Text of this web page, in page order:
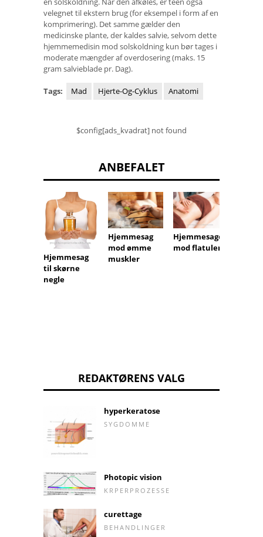
velegnet til ekstern brug (for eksempel i form af en
komprimering). Det samme gælder den
medicinske plante, der kaldes salvie, selvom dette
hjemmemedisin mod solskoldning kun bør tages i
moderate mængder af overdosering (maks. 15
gram salvieblade pr. Dag).
Tags: Mad Hjerte-Og-Cyklus Anatomi
$config[ads_kvadrat] not found
ANBEFALET
Hjemmesag
til skørne
negle
Hjemmesag
mod ømme
muskler
Hjemmesager
mod flatulens
REDAKTØRENS VALG
hyperkeratose
SYGDOMME
Photopic vision
KRPERPROZESSE
curettage
BEHANDLINGER